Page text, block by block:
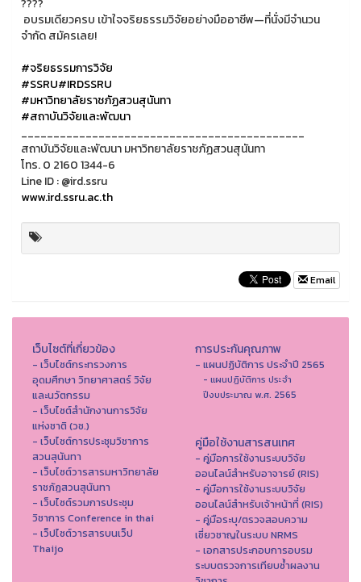
อบรมเดียวครบ เข้าใจจริยธรรมวิจัยอย่างมืออาชีพ—ที่นั่งมีจำนวน
จำกัด สมัครเลย!
#จริยธรรมการวิจัย
#SSRU#IRDSSRU
#มหาวิทยาลัยราชภัฏสวนสุนันทา
#สถาบันวิจัยและพัฒนา
____________________________________________
สถาบันวิจัยและพัฒนา มหาวิทยาลัยราชภัฏสวนสุนันทา
โทร. 0 2160 1344-6
Line ID : @ird.ssru
www.ird.ssru.ac.th
Email
เว็บไซต์ที่เกี่ยวข้อง
- เว็บไซต์กระทรวงการ
อุดมศึกษา วิทยาศาสตร์ วิจัย
และนวัตกรรม
- เว็บไซต์สำนักงานการวิจัย
แห่งชาติ (วช.)
- เว็บไซต์การประชุมวิชาการ
สวนสุนันทา
- เว็บไซต์วารสารมหาวิทยาลัย
ราชภัฏสวนสุนันทา
- เว็บไซต์รวมการประชุม
วิชาการ Conference in thai
- เว็ปไซต์วารสารบนเว็ป
Thaijo
การประกันคุณภาพ
- แผนปฏิบัติการ ประจำปี 2565
- แผนปฏิบัติการ ประจำ
ปีงบประมาณ พ.ศ. 2565
คู่มือใช้งานสารสนเทศ
- คู่มือการใช้งานระบบวิจัย
ออนไลน์สำหรับอาจารย์ (RIS)
- คู่มือการใช้งานระบบวิจัย
ออนไลน์สำหรับเจ้าหน้าที่ (RIS)
- คู่มือระบุ/ตรวจสอบความ
เชี่ยวชาญในระบบ NRMS
- เอกสารประกอบการอบรม
ระบบตรวจการเทียบซ้ำผลงาน